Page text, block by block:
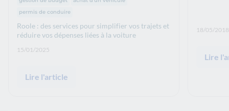
permis de conduire
Roole : des services pour simplifier vos trajets et
réduire vos dépenses liées à la voiture
Date de publication: :
15/01/2025
Lire l'article
Date de
18/05/2018
Lire